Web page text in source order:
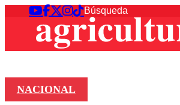
NACIONAL